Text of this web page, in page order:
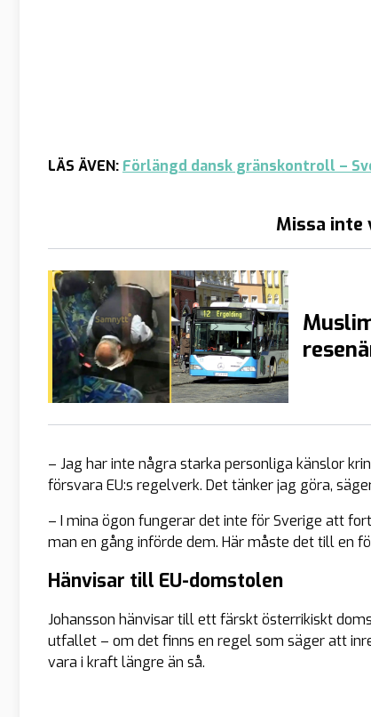
LÄS ÄVEN: Förlängd dansk gränskontroll –
Missa inte
– Jag har inte några starka personliga känslor
försvara EU:s regelverk. Det tänker jag göra,
– I mina ögon fungerar det inte för Sverige att
man en gång införde dem. Här måste det till en
Hänvisar till EU-domstolen
Johansson hänvisar till ett färskt österrikiskt
utfallet – om det finns en regel som säger att
vara i kraft längre än så.